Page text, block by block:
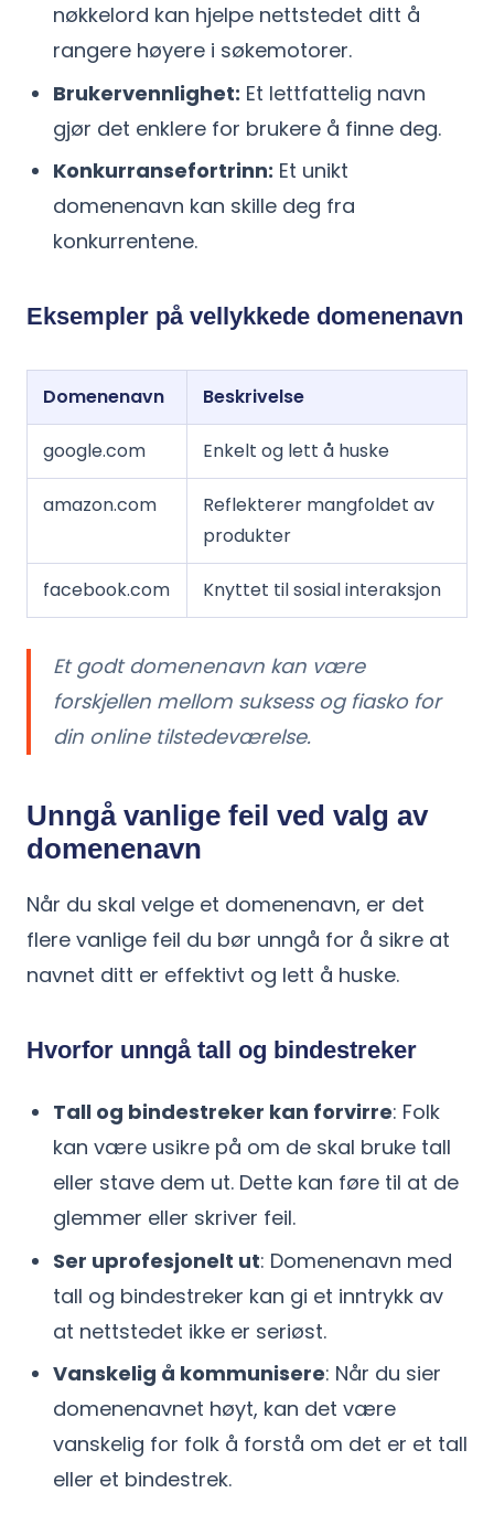
nøkkelord kan hjelpe nettstedet ditt å
rangere høyere i søkemotorer.
Brukervennlighet: Et lettfattelig navn
gjør det enklere for brukere å finne deg.
Konkurransefortrinn: Et unikt
domenenavn kan skille deg fra
konkurrentene.
Eksempler på vellykkede domenenavn
Domenenavn Beskrivelse
google.com Enkelt og lett å huske
amazon.com
Reflekterer mangfoldet av
produkter
facebook.com Knyttet til sosial interaksjon
Et godt domenenavn kan være
forskjellen mellom suksess og fiasko for
din online tilstedeværelse.
Unngå vanlige feil ved valg av
domenenavn
Når du skal velge et domenenavn, er det
flere vanlige feil du bør unngå for å sikre at
navnet ditt er effektivt og lett å huske.
Hvorfor unngå tall og bindestreker
Tall og bindestreker kan forvirre: Folk
kan være usikre på om de skal bruke tall
eller stave dem ut. Dette kan føre til at de
glemmer eller skriver feil.
Ser uprofesjonelt ut: Domenenavn med
tall og bindestreker kan gi et inntrykk av
at nettstedet ikke er seriøst.
Vanskelig å kommunisere: Når du sier
domenenavnet høyt, kan det være
vanskelig for folk å forstå om det er et tall
eller et bindestrek.